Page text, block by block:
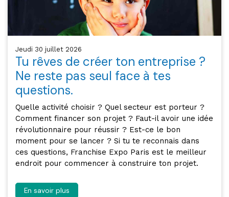
jeudi 30 juillet 2026
Tu rêves de créer ton entreprise ?
Ne reste pas seul face à tes
questions.
Quelle activité choisir ? Quel secteur est porteur ?
Comment financer son projet ? Faut-il avoir une idée
révolutionnaire pour réussir ? Est-ce le bon
moment pour se lancer ? Si tu te reconnais dans
ces questions, Franchise Expo Paris est le meilleur
endroit pour commencer à construire ton projet.
En savoir plus